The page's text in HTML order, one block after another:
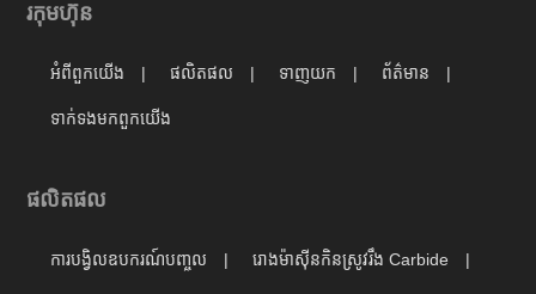
រកុមហ៊ុន
អំពីពួកយើង ផលិតផល ទាញយក ព័ត៌មាន
ទាក់ទង​មក​ពួក​យើង
ផលិតផល
ការបង្វិលឧបករណ៍បញ្ចូល រោងម៉ាស៊ីនកិនស្រូវរឹង Carbide